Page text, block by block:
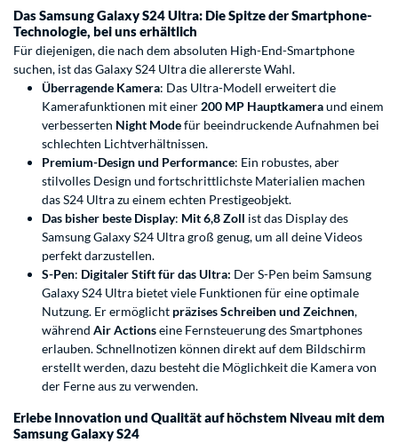
Das Samsung Galaxy S24 Ultra: Die Spitze der Smartphone-
Technologie, bei uns erhältlich
Für diejenigen, die nach dem absoluten High-End-Smartphone
suchen, ist das Galaxy S24 Ultra die allererste Wahl.
Überragende Kamera: Das Ultra-Modell erweitert die
Kamerafunktionen mit einer 200 MP Hauptkameraund einem
verbesserten Night Modefür beeindruckende Aufnahmen bei
schlechten Lichtverhältnissen.
Premium-Design und Performance: Ein robustes, aber
stilvolles Design und fortschrittlichste Materialien machen
das S24 Ultra zu einem echten Prestigeobjekt.
Das bisher beste Display: Mit 6,8 Zoll ist das Display des
Samsung Galaxy S24 Ultra groß genug, um all deine Videos
perfekt darzustellen.
S-Pen: Digitaler Stift für das Ultra: Der S-Pen beim Samsung
Galaxy S24 Ultra bietet viele Funktionen für eine optimale
Nutzung. Er ermöglicht präzises Schreiben und Zeichnen,
während Air Actionseine Fernsteuerung des Smartphones
erlauben. Schnellnotizen können direkt auf dem Bildschirm
erstellt werden, dazu besteht die Möglichkeit die Kamera von
der Ferne aus zu verwenden.
Erlebe Innovation und Qualität auf höchstem Niveau mit dem
Samsung Galaxy S24